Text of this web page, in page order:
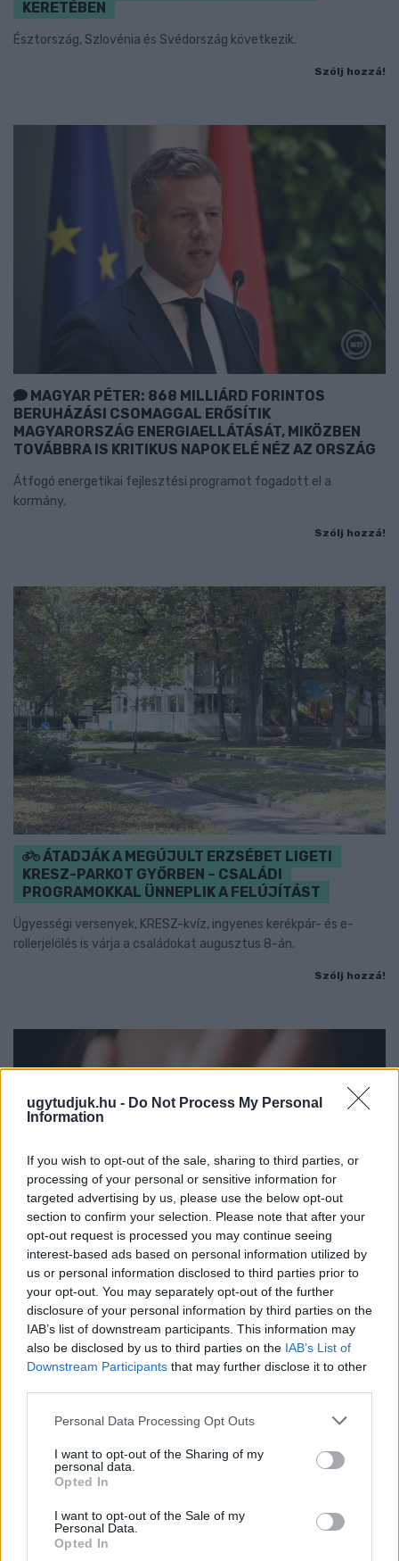
ugytudjuk.hu - Do Not Process My Personal
Information
If you wish to opt-out of the sale, sharing to third parties, or
processing of your personal or sensitive information for
targeted advertising by us, please use the below opt-out
section to confirm your selection. Please note that after your
opt-out request is processed you may continue seeing
interest-based ads based on personal information utilized by
us or personal information disclosed to third parties prior to
your opt-out. You may separately opt-out of the further
disclosure of your personal information by third parties on the
IAB’s list of downstream participants. This information may
also be disclosed by us to third parties on the IAB’s List of
Downstream Participants that may further disclose it to other
Please note that this website/app uses one or more Google
not limited to your visit or usage behaviour. You may click to
grant or deny consent to Google and its third-party tags to
use your data for below specified purposes in below Google
consent section.
Personal Data Processing Opt Outs
I want to opt-out of the Sharing of my
personal data.
Opted In
I want to opt-out of the Sale of my
Personal Data.
Opted In
KERETÉBEN
Észtország, Szlovénia és Svédország következik.
Szólj hozzá!
MAGYAR PÉTER: 868 MILLIÁRD FORINTOS
BERUHÁZÁSI CSOMAGGAL ERŐSÍTIK
MAGYARORSZÁG ENERGIAELLÁTÁSÁT, MIKÖZBEN
TOVÁBBRA IS KRITIKUS NAPOK ELÉ NÉZ AZ ORSZÁG
Átfogó energetikai fejlesztési programot fogadott el a
kormány.
Szólj hozzá!
ÁTADJÁK A MEGÚJULT ERZSÉBET LIGETI
KRESZ-PARKOT GYŐRBEN – CSALÁDI
PROGRAMOKKAL ÜNNEPLIK A FELÚJÍTÁST
Ügyességi versenyek, KRESZ-kvíz, ingyenes kerékpár- és e-
rollerjelölés is várja a családokat augusztus 8-án.
Szólj hozzá!
NŐVERŐ SZOMBATHELYI FÉRFI ELLEN EMELT
VÁDAT AZ ÜGYÉSZSÉG
A férfi a nyílt utcán kezdte verni áldozatát.